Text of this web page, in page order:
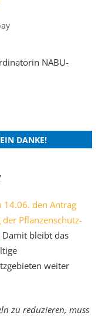
NABU-
DANKE!
14.06. den Antrag
Pflanzenschutz-
Damit bleibt das
weiter
zu reduzieren, muss